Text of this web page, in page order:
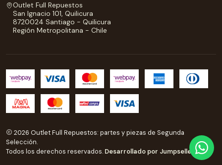
Outlet Full Repuestos
San Ignacio 101, Quilicura
8720024 Santiago - Quilicura
Región Metropolitana - Chile
2026 Outlet Full Repuestos: partes y piezas de Segunda
Selección.
Todos los derechos reservados. Desarrollado por Jumpseller